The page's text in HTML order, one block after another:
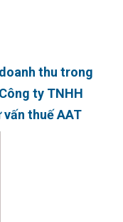
thu trong
ty TNHH
thuế AAT